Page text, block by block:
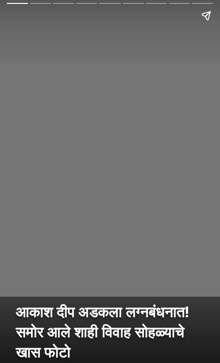
आकाश दीप अडकला लग्नबंधनात!
समोर आले शाही विवाह सोहळ्याचे
खास फोटो